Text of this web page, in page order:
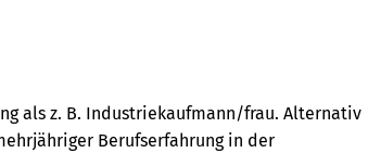
als z. B. Industriekaufmann/frau. Alternativ
Berufserfahrung in der